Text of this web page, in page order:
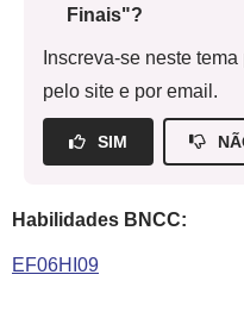
Finais"?
Inscreva-se neste
pelo site e por email.
SIM
Habilidades BNCC:
EF06HI09